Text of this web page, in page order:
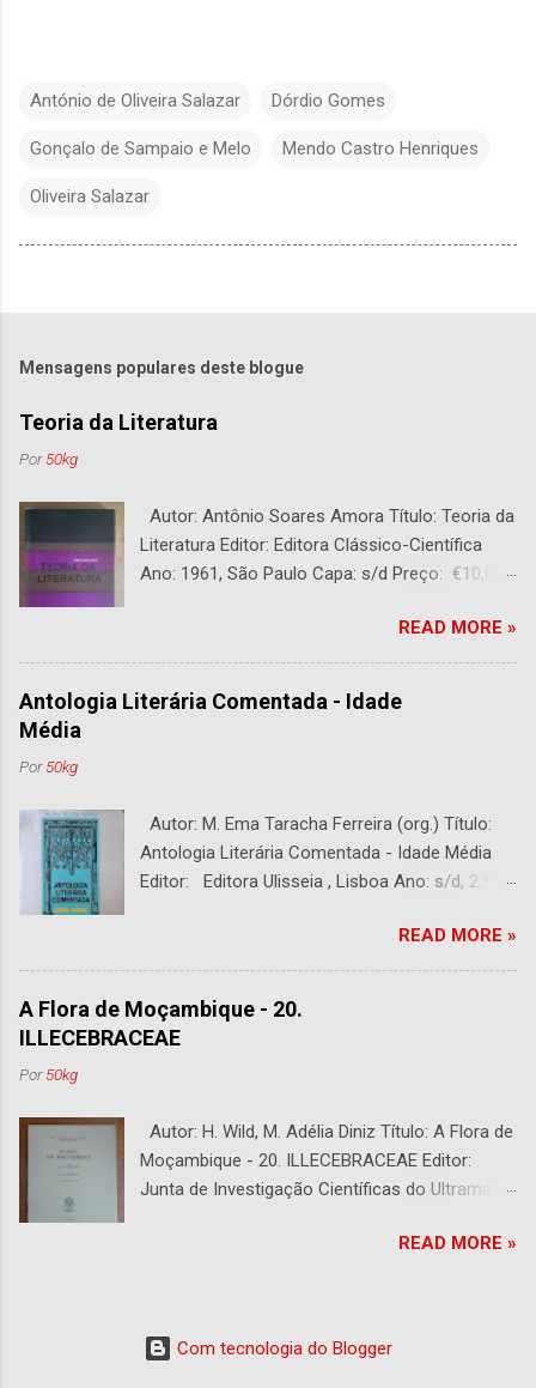
António de Oliveira Salazar Dórdio Gomes
Gonçalo de Sampaio e Melo Mendo Castro Henriques
Oliveira Salazar
Mensagens populares deste blogue
Teoria da Literatura
Por50kg
Autor: Antônio Soares Amora Título: Teoria da
Literatura Editor: Editora Clássico-Científica
Ano: 1961, São Paulo Capa: s/d Preço: €10,00
READ MORE »
Antologia Literária Comentada - Idade
Média
Por50kg
Autor: M. Ema Taracha Ferreira (org.) Título:
Antologia Literária Comentada - Idade Média
Editor: Editora Ulisseia , Lisboa Ano: s/d, 2.ª
Com alguns sublinhados a lapiseira. Usado.
Com 252 páginas.
READ MORE »
A Flora de Moçambique - 20.
ILLECEBRACEAE
Por50kg
Autor: H. Wild, M. Adélia Diniz Título: A Flora de
Moçambique - 20. ILLECEBRACEAE Editor:
Junta de Investigação Científicas do Ultramar -
Fernandes e Editado por E. J. Mendes Ano:
READ MORE »
Com tecnologia do Blogger